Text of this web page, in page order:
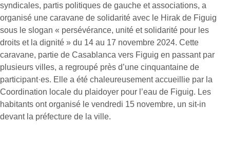
syndicales, partis politiques de gauche et associations, a
organisé une caravane de solidarité avec le Hirak de Figuig
sous le slogan « persévérance, unité et solidarité pour les
droits et la dignité » du 14 au 17 novembre 2024. Cette
caravane, partie de Casablanca vers Figuig en passant par
plusieurs villes, a regroupé près d’une cinquantaine de
participant·es. Elle a été chaleureusement accueillie par la
Coordination locale du plaidoyer pour l’eau de Figuig. Les
habitants ont organisé le vendredi 15 novembre, un sit-in
devant la préfecture de la ville.